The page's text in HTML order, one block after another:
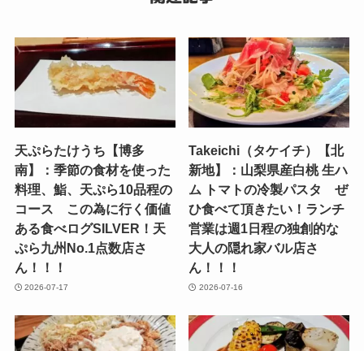
天ぷらたけうち【博多
南】：季節の食材を使った
料理、鮨、天ぷら10品程の
コース この為に行く価値
ある食べログSILVER！天
ぷら九州No.1点数店さ
ん！！！
2026-07-17
Takeichi（タケイチ）【北
新地】：山梨県産白桃 生ハ
ム トマトの冷製パスタ ぜ
ひ食べて頂きたい！ランチ
営業は週1日程の独創的な
大人の隠れ家バル店さ
ん！！！
2026-07-16